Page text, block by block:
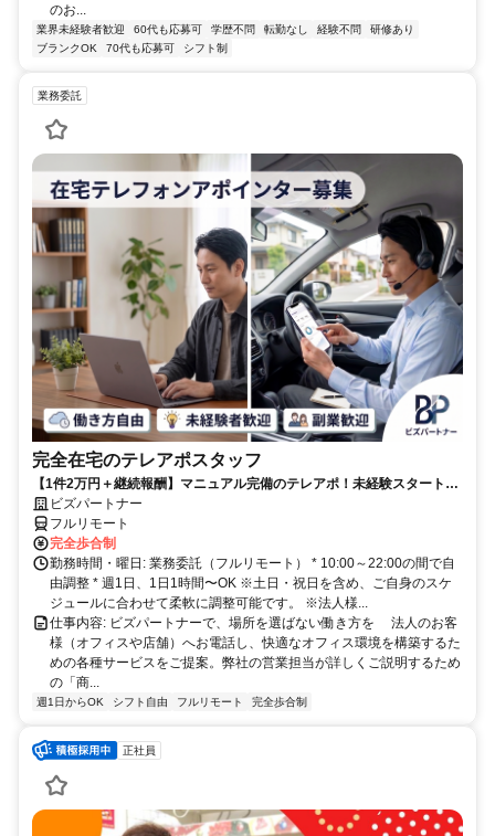
のお...
業界未経験者歓迎 60代も応募可 学歴不問 転勤なし 経験不問
研修あり
ブランクOK
70代も応募可 シフト制
業務委託
完全在宅のテレアポスタッフ
【1件2万円＋継続報酬】マニュアル完備のテレアポ！未経験スタートの
副業スタッフ活躍中／丁寧なフォロー体制あり
ビズパートナー
フルリモート
完全歩合制
勤務時間・曜日: 業務委託（フルリモート） * 10:00～22:00の間で自
由調整 * 週1日、1日1時間〜OK ※土日・祝日を含め、ご自身のスケ
ジュールに合わせて柔軟に調整可能です。 ※法人様...
仕事内容: ビズパートナーで、場所を選ばない働き方を 法人のお客
様（オフィスや店舗）へお電話し、快適なオフィス環境を構築するた
めの各種サービスをご提案。弊社の営業担当が詳しくご説明するため
の「商...
週1日からOK シフト自由 フルリモート 完全歩合制
正社員